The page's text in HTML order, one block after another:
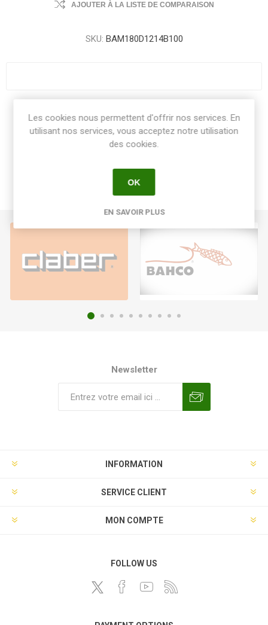
AJOUTER À LA LISTE DE COMPARAISON
SKU: BAM180D1214B100
Share:
Newsletter
INFORMATION
SERVICE CLIENT
MON COMPTE
FOLLOW US
Les cookies nous permettent d'offrir nos services. En
utilisant nos services, vous acceptez notre utilisation
des cookies.
OK
EN SAVOIR PLUS